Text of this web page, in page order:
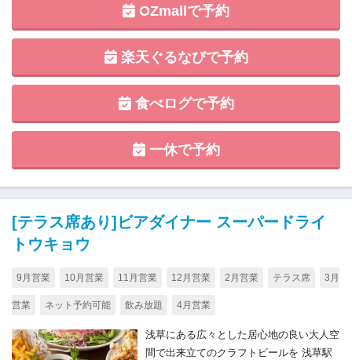
OZmallで予約
楽天ぐるなびで予約
食べログで予約
一休で予約
[テラス席あり]ビアダイナー スーパードライ
トウキョウ
9月営業 10月営業 11月営業 12月営業 2月営業 テラス席 3月
営業 ネット予約可能 飲み放題 4月営業
浅草にある広々とした居心地の良い大人空
間で出来立てのクラフトビールを 浅草駅